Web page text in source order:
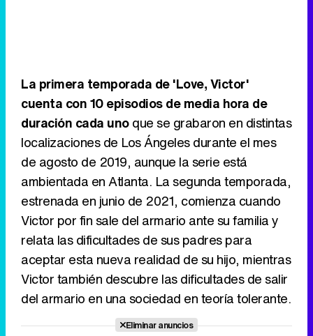
La primera temporada de 'Love, Victor'
cuenta con 10 episodios de media hora de
duración cada unoque se grabaron en distintas
localizaciones de Los Ángeles durante el mes
de agosto de 2019, aunque la serie está
ambientada en Atlanta. La segunda temporada,
estrenada en junio de 2021, comienza cuando
Victor por fin sale del armario ante su familia y
relata las dificultades de sus padres para
aceptar esta nueva realidad de su hijo, mientras
Victor también descubre las dificultades de salir
del armario en una sociedad en teoría tolerante.
Eliminar anuncios